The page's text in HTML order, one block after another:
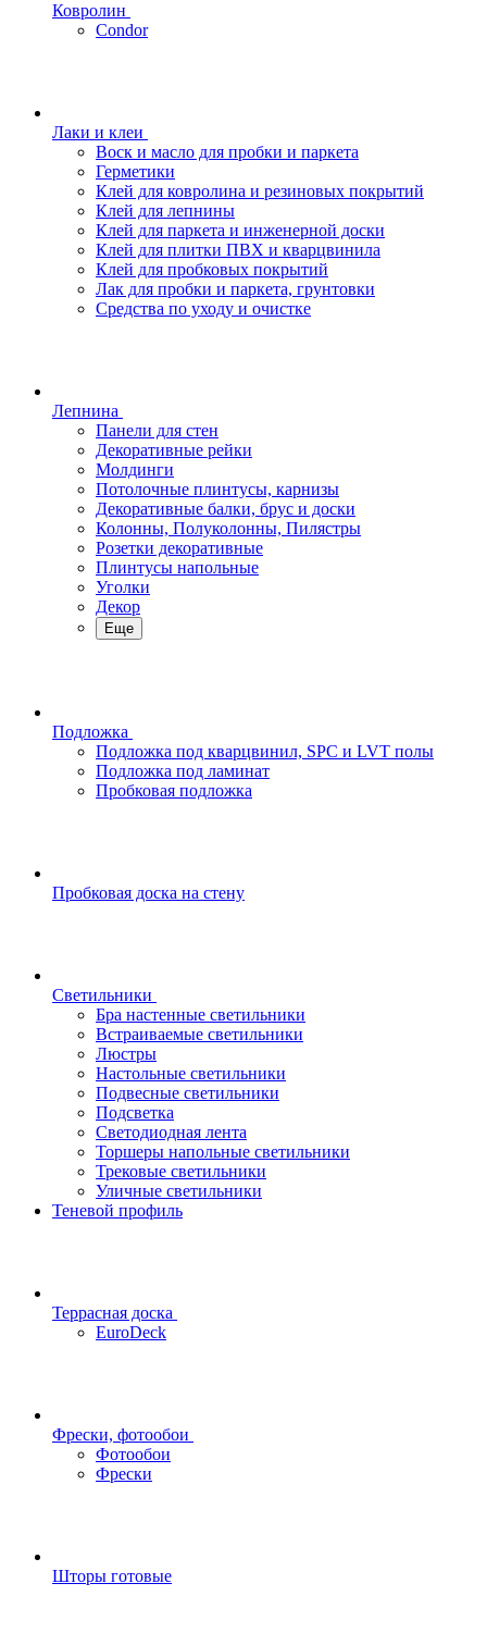
Ковролин
Condor
Лаки и клеи
Воск и масло для пробки и паркета
Герметики
Клей для ковролина и резиновых покрытий
Клей для лепнины
Клей для паркета и инженерной доски
Клей для плитки ПВХ и кварцвинила
Клей для пробковых покрытий
Лак для пробки и паркета, грунтовки
Средства по уходу и очистке
Лепнина
Панели для стен
Декоративные рейки
Молдинги
Потолочные плинтусы, карнизы
Декоративные балки, брус и доски
Колонны, Полуколонны, Пилястры
Розетки декоративные
Плинтусы напольные
Уголки
Декор
Еще
Подложка
Подложка под кварцвинил, SPC и LVT полы
Подложка под ламинат
Пробковая подложка
Пробковая доска на стену
Светильники
Бра настенные светильники
Встраиваемые светильники
Люстры
Настольные светильники
Подвесные светильники
Подсветка
Светодиодная лента
Торшеры напольные светильники
Трековые светильники
Уличные светильники
Теневой профиль
Террасная доска
EuroDeck
Фрески, фотообои
Фотообои
Фрески
Шторы готовые